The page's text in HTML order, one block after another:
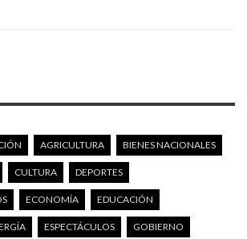
AGRICULTURA BIENES NACIONALES
CULTURA DEPORTES
ECONOMÍA EDUCACIÓN
ESPECTÁCULOS GOBIERNO